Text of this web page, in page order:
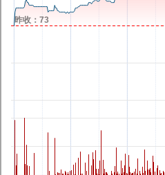
昨收：73